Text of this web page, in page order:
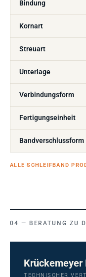
Bindung
Kornart
Streuart
Unterlage
Verbindungsform
Fertigungseinheit
Bandverschlussform
ALLE SCHLEIFBAND
BERATUNG ZU
Krückemeyer
TECHNISCHER